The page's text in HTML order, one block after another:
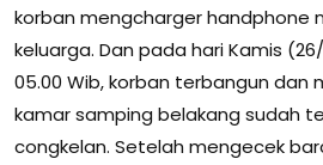
korban mengcharger handphone
keluarga. Dan pada hari Kamis
05.00 Wib, korban terbangun dan
kamar samping belakang sudah
congkelan. Setelah mengecek